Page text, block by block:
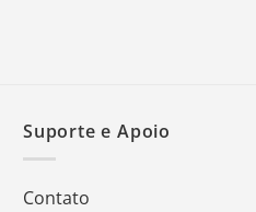
Suporte e Apoio
Contato